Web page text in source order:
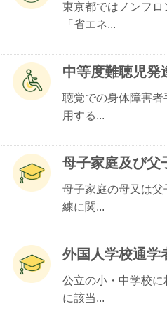
東京都ではノンフ
「省エネ...
中等度難聴児発
聴覚での身体障害
用する...
母子家庭及び父
母子家庭の母又は父
練に関...
外国人学校通学
公立の小・中学校
に該当...